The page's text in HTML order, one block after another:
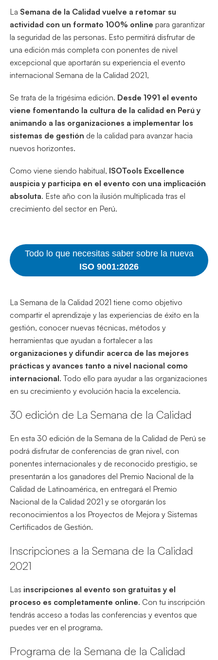
La Semana de la Calidad vuelve a retomar su
actividad con un formato 100% online para garantizar
la seguridad de las personas. Esto permitirá disfrutar de
una edición más completa con ponentes de nivel
excepcional que aportarán su experiencia el evento
internacional Semana de la Calidad 2021,
Se trata de la trigésima edición. Desde 1991 el evento
viene fomentando la cultura de la calidad en Perú y
animando a las organizaciones a implementar los
sistemas de gestión de la calidad para avanzar hacia
nuevos horizontes.
Como viene siendo habitual, ISOTools Excellence
auspicia y participa en el evento con una implicación
absoluta. Este año con la ilusión multiplicada tras el
crecimiento del sector en Perú.
Todo lo que necesitas saber sobre la nueva
ISO 9001:2026
La Semana de la Calidad 2021 tiene como objetivo
compartir el aprendizaje y las experiencias de éxito en la
gestión, conocer nuevas técnicas, métodos y
herramientas que ayudan a fortalecer a las
organizaciones y difundir acerca de las mejores
prácticas y avances tanto a nivel nacional como
internacional. Todo ello para ayudar a las organizaciones
en su crecimiento y evolución hacia la excelencia.
30 edición de La Semana de la Calidad
En esta 30 edición de la Semana de la Calidad de Perú se
podrá disfrutar de conferencias de gran nivel, con
ponentes internacionales y de reconocido prestigio, se
presentarán a los ganadores del Premio Nacional de la
Calidad de Latinoamérica, en entregará el Premio
Nacional de la Calidad 2021 y se otorgarán los
reconocimientos a los Proyectos de Mejora y Sistemas
Certificados de Gestión.
Inscripciones a la Semana de la Calidad
2021
Las inscripciones al evento son gratuitas y el
proceso es completamente online. Con tu inscripción
tendrás acceso a todas las conferencias y eventos que
puedes ver en el programa.
Programa de la Semana de la Calidad